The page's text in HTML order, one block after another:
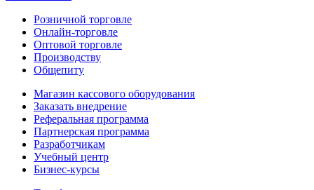
Розничной торговле
Онлайн-торговле
Оптовой торговле
Производству
Общепиту
Магазин кассового оборудования
Заказать внедрение
Реферальная программа
Партнерская программа
Разработчикам
Учебный центр
Бизнес‑курсы